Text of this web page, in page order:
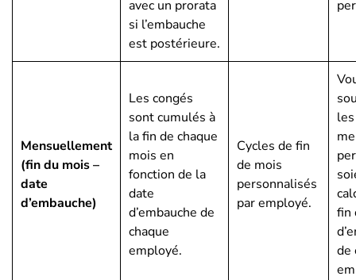
avec un prorata
si l’embauche
est postérieure.
Mensuellement
(fin du mois –
date
d’embauche)
Les congés
sont cumulés à
la fin de chaque
mois en
fonction de la
date
d’embauche de
chaque
employé.
Cycles de fin
de mois
personnalisés
par employé.
fin
de